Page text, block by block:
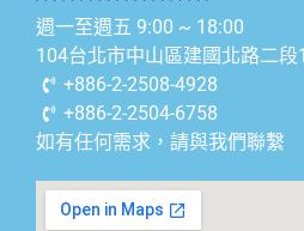
週一至週五 9:00 ~ 18:00
104台北市中山區建國北路二
+886-2-2508-4928
+886-2-2504-6758
如有任何需求，請與我們聯繫